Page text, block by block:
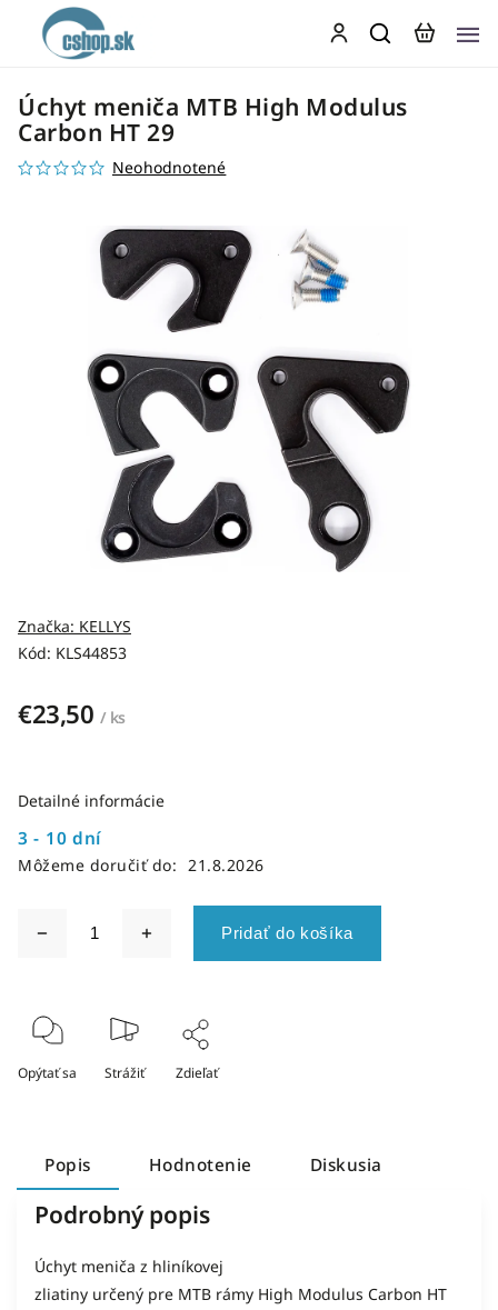
Úchyt meniča MTB High Modulus
Carbon HT 29
Neohodnotené
Kód: KLS44853
Značka: KELLYS
€23,50 / ks
3 - 10 dní
Môžeme doručiť do: 21.8.2026
Pridať do košíka
Detailné informácie
Opýtať sa Strážiť Zdieľať
Popis Hodnotenie Diskusia
Podrobný popis
Úchyt meniča z hliníkovej
zliatiny určený pre MTB rámy High Modulus Carbon HT